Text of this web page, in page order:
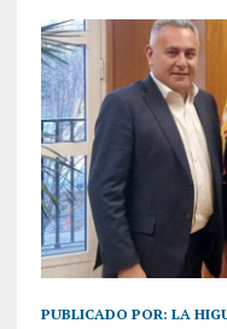
PUBLICADO POR: LA